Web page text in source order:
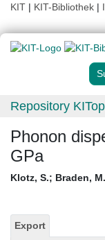
KIT | KIT-Bibliothek |
Repository
Phonon
GPa
Klotz, S.; Braden, M.
Export